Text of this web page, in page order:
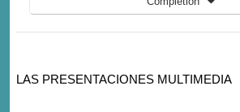
LAS PRESENTACIONES MULTIMEDIA